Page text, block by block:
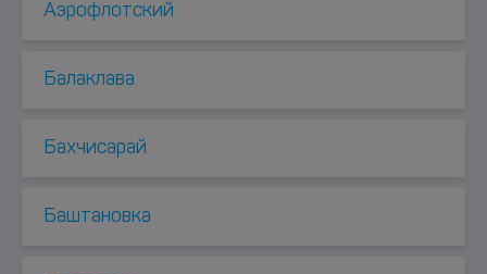
Аэрофлотский
Балаклава
Бахчисарай
Баштановка